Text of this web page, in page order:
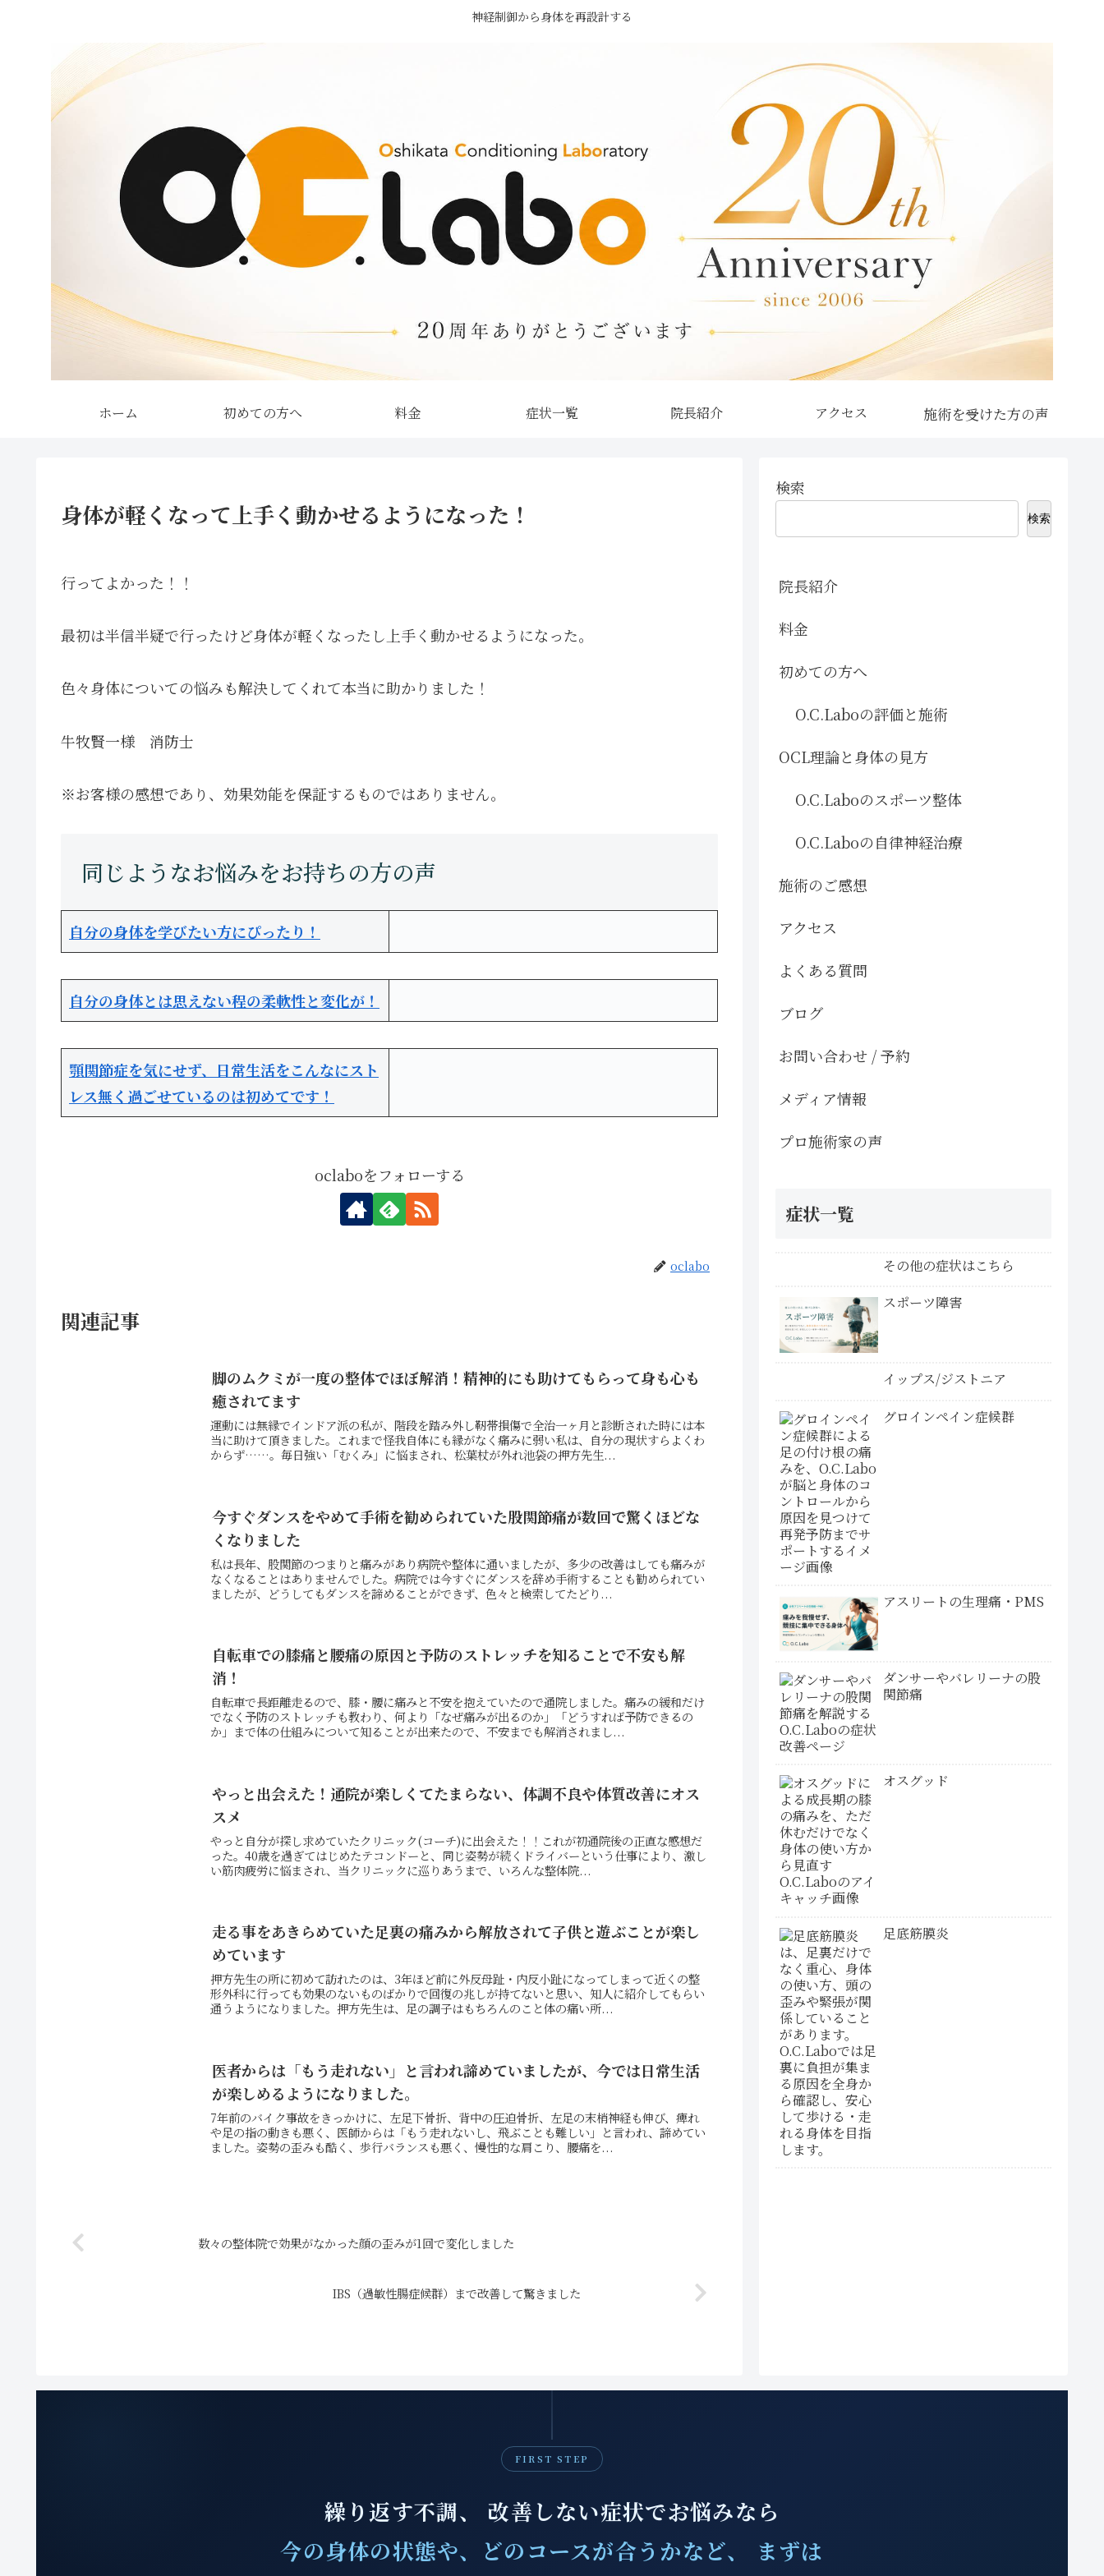
神経制御から身体を再設計する
ホーム 初めての方へ 料金 症状一覧 院長紹介 アクセス
身体が軽くなって上手く動かせるようになった！
行ってよかった！！
最初は半信半疑で行ったけど身体が軽くなったし上手く動かせるようになった。
色々身体についての悩みも解決してくれて本当に助かりました！
牛牧賢一様 消防士
※お客様の感想であり、効果効能を保証するものではありません。
自分の身体を学びたい方にぴったり！
自分の身体とは思えない程の柔軟性と変化が！
顎関節症を気にせず、日常生活をこんなにスト
レス無く過ごせているのは初めてです！
oclaboをフォローする
oclabo
関連記事
脚のムクミが一度の整体でほぼ解消！精神的にも助けてもらって身も心も
癒されてます
運動には無縁でインドア派の私が、階段を踏み外し靭帯損傷で全治一ヶ月と診断された時には本
当に助けて頂きました。これまで怪我自体にも縁がなく痛みに弱い私は、自分の現状すらよくわ
からず……。毎日強い「むくみ」に悩まされ、松葉杖が外れ池袋の押方先生...
今すぐダンスをやめて手術を勧められていた股関節痛が数回で驚くほどな
くなりました
私は長年、股関節のつまりと痛みがあり病院や整体に通いましたが、多少の改善はしても痛みが
なくなることはありませんでした。病院では今すぐにダンスを辞め手術することも勧められてい
ましたが、どうしてもダンスを諦めることができず、色々と検索してたどり...
自転車での膝痛と腰痛の原因と予防のストレッチを知ることで不安も解
消！
自転車で長距離走るので、膝・腰に痛みと不安を抱えていたので通院しました。痛みの緩和だけ
でなく予防のストレッチも教わり、何より「なぜ痛みが出るのか」「どうすれば予防できるの
か」まで体の仕組みについて知ることが出来たので、不安までも解消されまし...
やっと出会えた！通院が楽しくてたまらない、体調不良や体質改善にオス
スメ
やっと自分が探し求めていたクリニック(コーチ)に出会えた！！これが初通院後の正直な感想だ
った。40歳を過ぎてはじめたテコンドーと、同じ姿勢が続くドライバーという仕事により、激し
い筋肉疲労に悩まされ、当クリニックに巡りあうまで、いろんな整体院...
走る事をあきらめていた足裏の痛みから解放されて子供と遊ぶことが楽し
めています
押方先生の所に初めて訪れたのは、3年ほど前に外反母趾・内反小趾になってしまって近くの整
形外科に行っても効果のないものばかりで回復の兆しが持てないと思い、知人に紹介してもらい
通うようになりました。押方先生は、足の調子はもちろんのこと体の痛い所...
医者からは「もう走れない」と言われ諦めていましたが、今では日常生活
が楽しめるようになりました。
7年前のバイク事故をきっかけに、左足下骨折、背中の圧迫骨折、左足の末梢神経も伸び、痺れ
や足の指の動きも悪く、医師からは「もう走れないし、飛ぶことも難しい」と言われ、諦めてい
ました。姿勢の歪みも酷く、歩行バランスも悪く、慢性的な肩こり、腰痛を...
数々の整体院で効果がなかった顔の歪みが1回で変化しました
IBS（過敏性腸症候群）まで改善して驚きました
検索
検索
院長紹介
料金
初めての方へ
O.C.Laboの評価と施術
OCL理論と身体の見方
O.C.Laboのスポーツ整体
O.C.Laboの自律神経治療
施術のご感想
アクセス
よくある質問
ブログ
お問い合わせ / 予約
メディア情報
プロ施術家の声
症状一覧
その他の症状はこちら
スポーツ障害
イップス/ジストニア
グロインペイン症候群
アスリートの生理痛・PMS
ダンサーやバレリーナの股
関節痛
オスグッド
足底筋膜炎
FIRST STEP
繰り返す不調、 改善しない症状でお悩みなら
今の身体の状態や、どのコースが合うかなど、 まずは